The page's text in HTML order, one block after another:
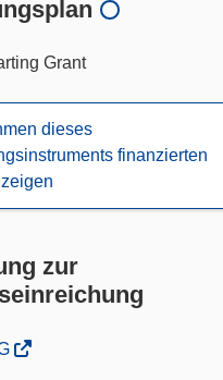
Grant
dieses
finanzierten
zur